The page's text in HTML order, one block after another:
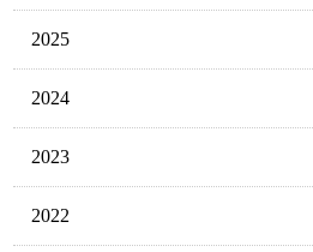
2025
2024
2023
2022